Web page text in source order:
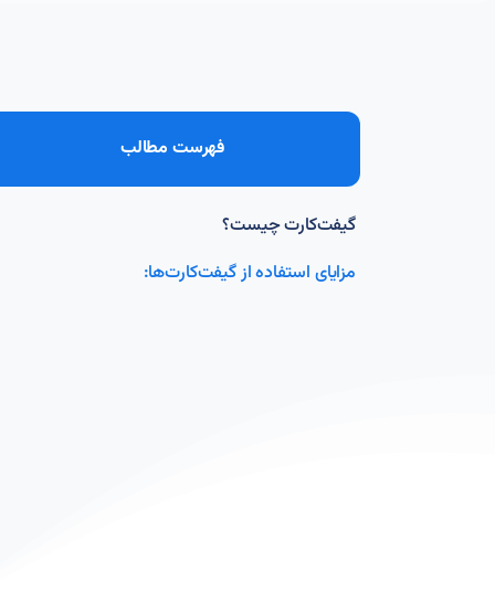
فهرست مطالب
گیفت‌کارت چیست؟
مزایای استفاده از گیفت‌کارت‌ها: